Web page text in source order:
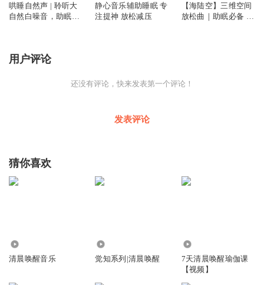
哄睡自然声 | 聆听大
自然白噪音，助眠解
静心音乐辅助睡眠 专
注提神 放松减压
【海陆空】三维空间
放松曲｜助眠必备 治
用户评论
还没有评论，快来发表第一个评论！
发表评论
猜你喜欢
清晨唤醒音乐 觉知系列|清晨唤醒
7天清晨唤醒瑜伽课
【视频】